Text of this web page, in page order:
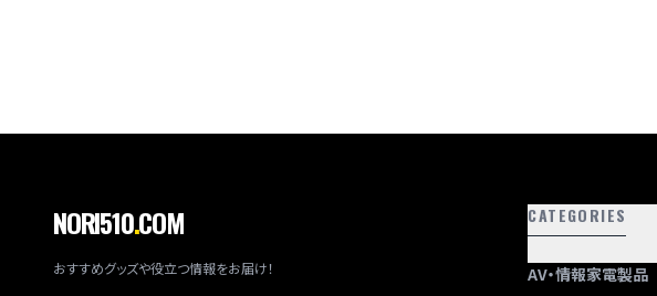
NORI510.COM
おすすめグッズや役立つ情報をお届け！
CATEGORIES
AV・情報家電製品